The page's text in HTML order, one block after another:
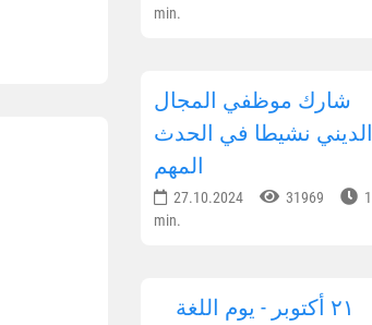
min.
شارك موظفي المجال
الديني نشيطا في الحدث
المهم
27.10.2024 31969
1
min.